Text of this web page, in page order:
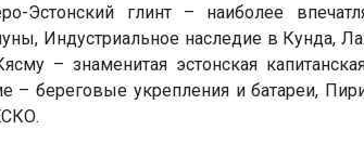
Эстонский глинт – наиболее
Индустриальное наследие в Кунда,
– знаменитая эстонская
– береговые укрепления и батареи,